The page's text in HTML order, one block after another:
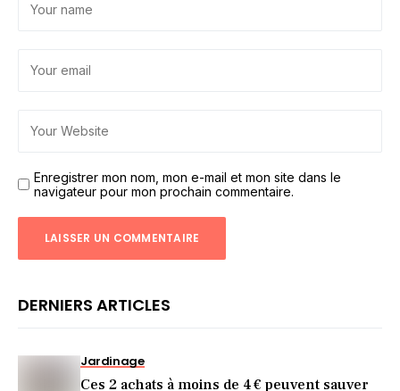
Enregistrer mon nom, mon e-mail et mon site dans le
navigateur pour mon prochain commentaire.
DERNIERS ARTICLES
Jardinage
Ces 2 achats à moins de 4 € peuvent sauver